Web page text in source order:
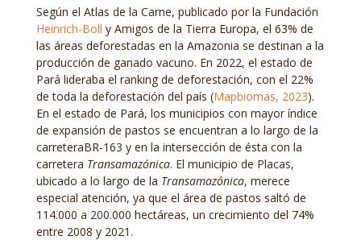
Según el Atlas de la Carne, publicado por la Fundación
Heinrich-Boll y Amigos de la Tierra Europa, el 63% de
las áreas deforestadas en la Amazonia se destinan a la
producción de ganado vacuno. En 2022, el estado de
Pará lideraba el ranking de deforestación, con el 22%
de toda la deforestación del país (Mapbiomas, 2023).
En el estado de Pará, los municipios con mayor índice
de expansión de pastos se encuentran a lo largo de la
carreteraBR-163 y en la intersección de ésta con la
carretera Transamazónica. El municipio de Placas,
ubicado a lo largo de la Transamazónica, merece
especial atención, ya que el área de pastos saltó de
114.000 a 200.000 hectáreas, un crecimiento del 74%
entre 2008 y 2021.